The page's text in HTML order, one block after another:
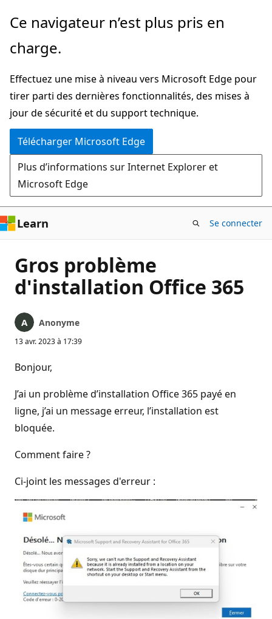
Passer
directement
au
principal
Ce navigateur n’est plus pris en
charge.
Effectuez une mise à niveau vers Microsoft Edge pour
tirer parti des dernières fonctionnalités, des mises à
jour de sécurité et du support technique.
Télécharger Microsoft Edge
Plus d’informations sur Internet Explorer et
Microsoft Edge
Learn Se connecter
Gros problème
d'installation Office 365
Anonyme
13 avr. 2023 à 17:39
Bonjour,
J’ai un problème d’installation Office 365 payé en
ligne, j’ai un message erreur, l’installation est
bloquée.
Comment faire ?
Ci-joint les messages d'erreur :